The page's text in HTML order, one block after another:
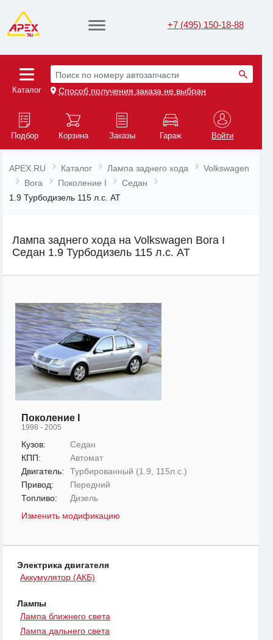
+7 (495) 150-18-88
Каталог
Поиск по номеру автозапчасти
Способ получения заказа не выбран
Подбор Корзина Заказы Гараж Войти
APEX.RU Каталог Лампа заднего хода
Volkswagen
Bora
Поколение I
Седан
1.9 Турбодизель 115 л.с. AT
Лампа заднего хода на Volkswagen Bora I
Седан 1.9 Турбодизель 115 л.с. AT
Поколение I
1998 - 2005
Кузов:
Седан
КПП:
Автомат
Двигатель:
Турбированный (1.9, 115л.с.)
Привод:
Передний
Топливо:
Дизель
Изменить модификацию
Электрика двигателя
Аккумулятор (АКБ)
Лампы
Лампа ближнего света
Лампа дальнего света